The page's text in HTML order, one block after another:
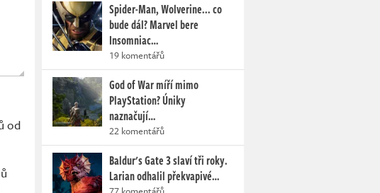
od
Spider-Man, Wolverine... co
bude dál? Marvel bere
Insomniac…
19 komentářů
God of War míří mimo
PlayStation? Úniky
naznačují…
22 komentářů
Baldur's Gate 3 slaví tři roky.
Larian odhalil překvapivé…